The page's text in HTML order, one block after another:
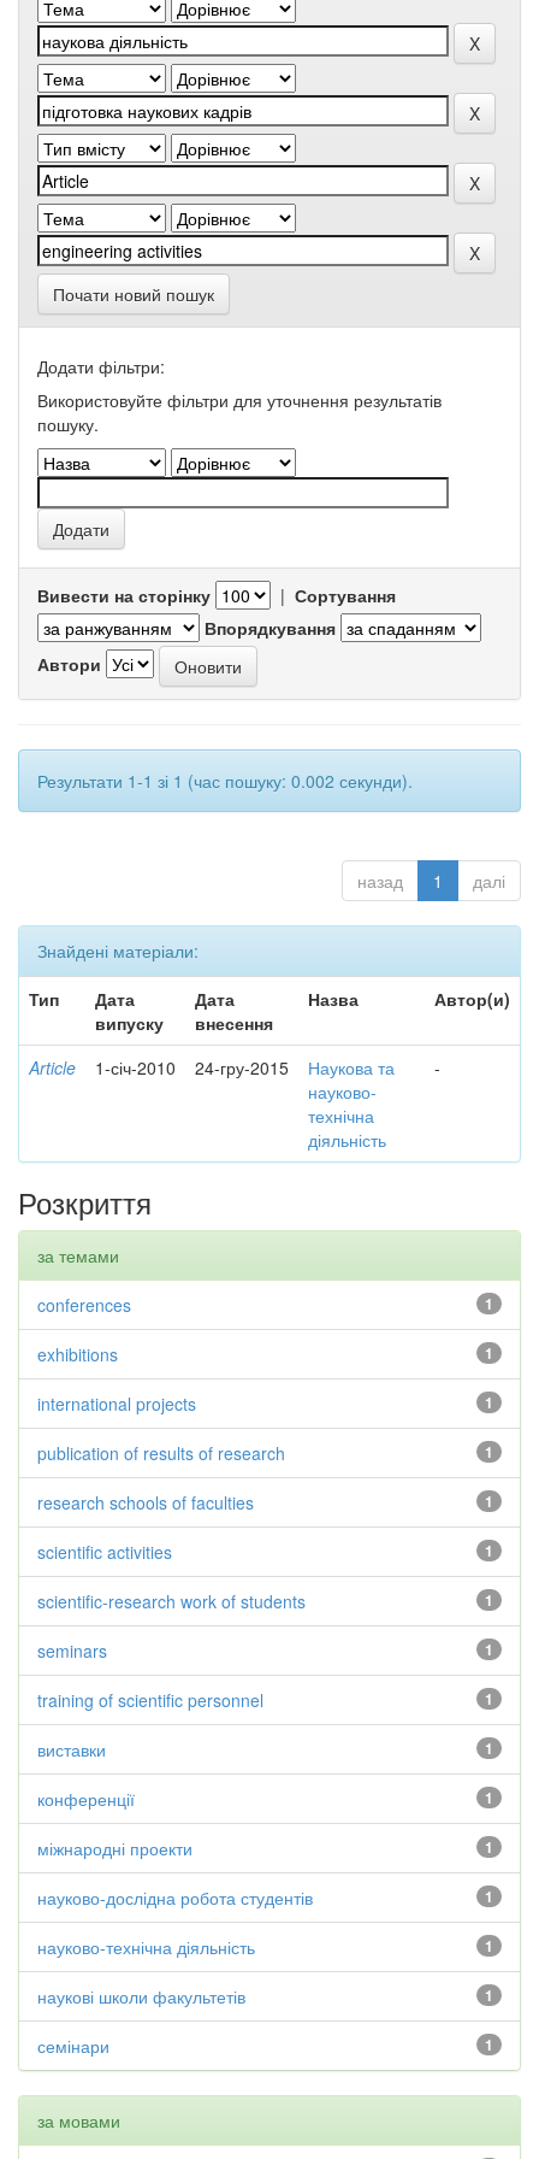
Почати новий пошук
Додати фільтри:
Використовуйте фільтри для уточнення результатів
пошуку.
Вивести на сторінку | Сортування
Впорядкування
Автори
Результати 1-1 зі 1 (час пошуку: 0.002 секунди).
назад 1 далі
Знайдені матеріали:
Тип
Дата
випуску
Дата
внесення
Назва Автор(и)
Article 1-січ-2010 24-гру-2015
Наукова та
науково-
технічна
діяльність
-
Розкриття
за темами
1
conferences
1
exhibitions
1
international projects
1
publication of results of research
1
research schools of faculties
1
scientific activities
1
scientific-research work of students
1
seminars
1
training of scientific personnel
1
виставки
1
конференції
1
міжнародні проекти
1
науково-дослідна робота студентів
1
науково-технічна діяльність
1
наукові школи факультетів
1
семінари
за мовами